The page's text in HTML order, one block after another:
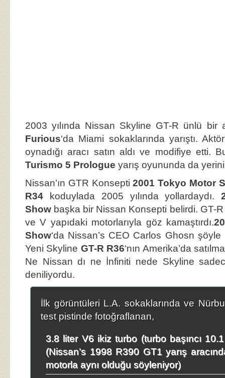
2003 yılında Nissan Skyline GT-R ünlü
Furious‘da Miami sokaklarında yarıştı.
oynadığı aracı satın aldı ve modifiye etti.
Turismo 5 Prologue yarış oyununda da yerini
Nissan’ın GTR Konsepti2001 Tokyo Motor
R34 koduylada 2005 yılında yollardaydı.
Show başka bir Nissan Konsepti belirdi. GT-
ve V yapıdaki motorlarıyla göz kamaştırdı.
Show‘da Nissan’s CEO Carlos Ghosn şöyle
Yeni Skyline GT-R R36‘nın Amerika’da
Ne Nissan dı ne İnfiniti nede Skyline
deniliyordu.
İlk görüntüleri L.A. sokaklarında ve
test pistinde fotoğraflanan,
3.8 liter V6 ikiz turbo (turbo başıncı
(Nissan’s 1998 R390 GT1 yarış
motorla aynı olduğu söyleniyor)